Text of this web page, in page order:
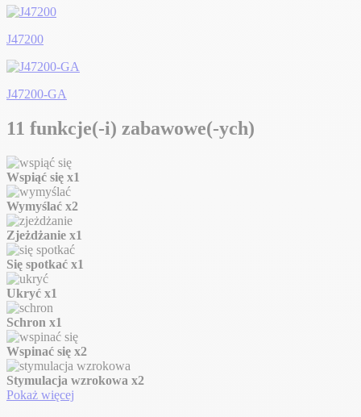
J47200
J47200-GA
11 funkcje(-i) zabawowe(-ych)
Wspiąć się x1
Wymyślać x2
Zjeżdżanie x1
Się spotkać x1
Ukryć x1
Schron x1
Wspinać się x2
Stymulacja wzrokowa x2
Pokaż więcej